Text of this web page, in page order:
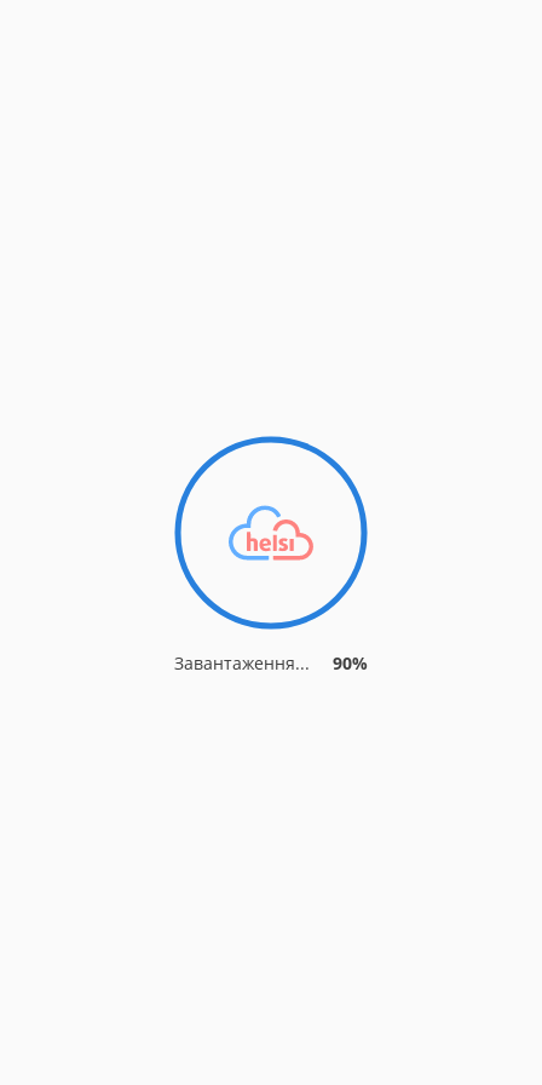
Завантаження... 90%